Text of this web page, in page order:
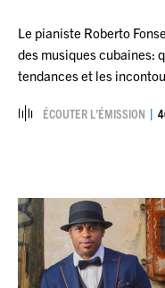
Le pianiste Roberto
des musiques cubaines:
tendances et les
ÉCOUTER L’ÉMISSION